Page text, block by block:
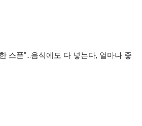
스푼”…음식에도 다 넣는다, 얼마나 좋